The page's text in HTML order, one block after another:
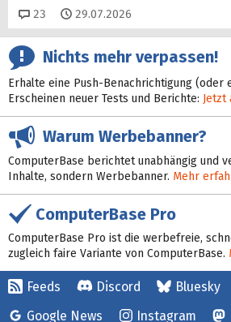
23 Kommentare
29.07.2026
Nichts mehr verpassen!
Erhalte eine Push-Benachrichtigung (oder
Erscheinen neuer Tests und Berichte: Jetzt
Warum Werbebanner?
ComputerBase berichtet unabhängig und
Inhalte, sondern Werbebanner. Mehr
ComputerBase Pro
ComputerBase Pro ist die werbefreie,
zugleich faire Variante von ComputerBase.
Feeds Discord Bluesky
Google News
Instagram